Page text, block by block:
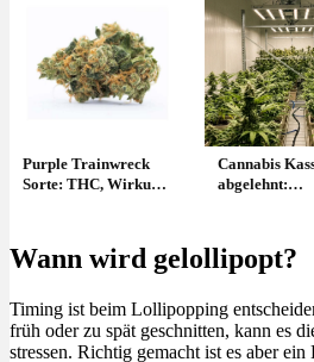
Purple Trainwreck
Sorte: THC, Wirkung
Cannabis
abgelehnt:
Wann wird gelollipopt?
Timing ist beim Lollipopping
früh oder zu spät geschnitten, kann es
stressen. Richtig gemacht ist es aber ein